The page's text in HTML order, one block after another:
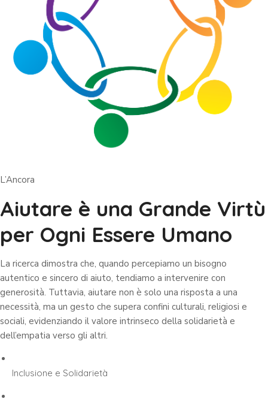
L’Ancora
Aiutare è una Grande Virtù
per Ogni Essere Umano
La ricerca dimostra che, quando percepiamo un bisogno
autentico e sincero di aiuto, tendiamo a intervenire con
generosità. Tuttavia, aiutare non è solo una risposta a una
necessità, ma un gesto che supera confini culturali, religiosi e
sociali, evidenziando il valore intrinseco della solidarietà e
dell’empatia verso gli altri.
Inclusione e Solidarietà